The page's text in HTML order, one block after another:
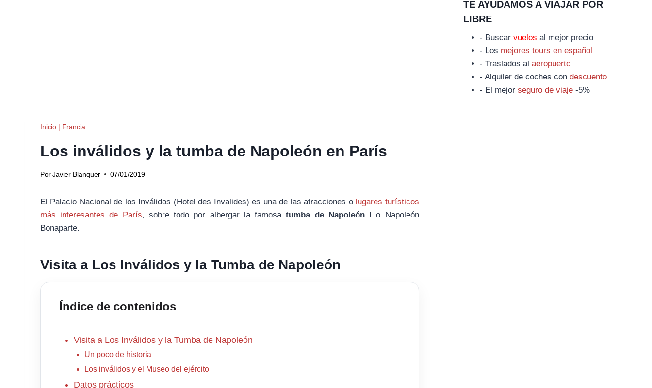
Inicio | Francia
Los inválidos y la tumba de Napoleón en París
Por Javier Blanquer 07/01/2019
El Palacio Nacional de los Inválidos (Hotel des Invalides) es una de las atracciones o lugares turísticos
más interesantes de París, sobre todo por albergar la famosatumba de Napoleón I o Napoleón
Bonaparte.
Visita a Los Inválidos y la Tumba de Napoleón
Índice de contenidos
Visita a Los Inválidos y la Tumba de Napoleón
Un poco de historia
Los inválidos y el Museo del ejército
Datos prácticos
TE AYUDAMOS A VIAJAR POR
LIBRE
- Buscarvuelos al mejor precio
- Los mejores tours en español
- Traslados alaeropuerto
- Alquiler de coches condescuento
- El mejorseguro de viaje -5%